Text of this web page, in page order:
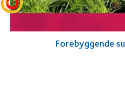
Forebyggende